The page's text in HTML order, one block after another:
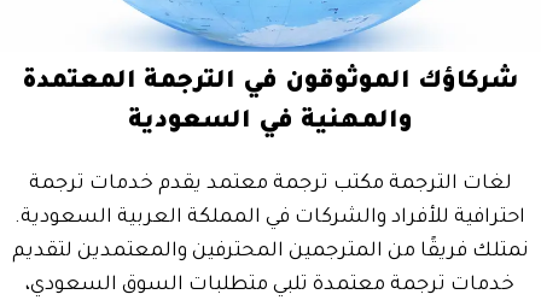
شركاؤك الموثوقون في الترجمة المعتمدة
والمهنية في السعودية
لغات الترجمة مكتب ترجمة معتمد يقدم خدمات ترجمة
احترافية للأفراد والشركات في المملكة العربية السعودية.
نمتلك فريقًا من المترجمين المحترفين والمعتمدين لتقديم
خدمات ترجمة معتمدة تلبي متطلبات السوق السعودي،